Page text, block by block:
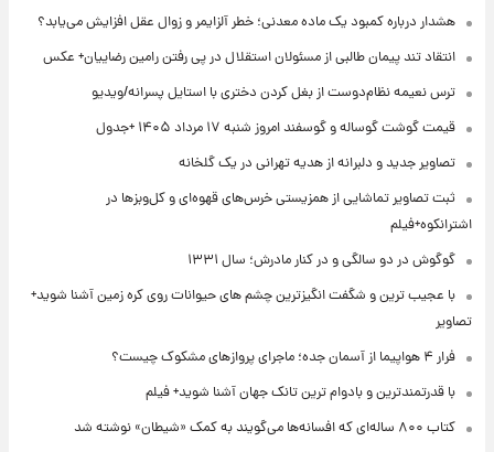
هشدار درباره کمبود یک ماده معدنی؛ خطر آلزایمر و زوال عقل افزایش می‌یابد؟
انتقاد تند پیمان طالبی از مسئولان استقلال در پی رفتن رامین رضاییان+ عکس
ترس نعیمه نظام‌دوست از بغل کردن دختری با استایل پسرانه/ویدیو
قیمت گوشت گوساله و گوسفند امروز شنبه ۱۷ مرداد ۱۴۰۵ +جدول
تصاویر جدید و دلبرانه از هدیه تهرانی در یک گلخانه
ثبت تصاویر تماشایی از همزیستی خرس‌های قهوه‌ای و کل‌وبزها در
اشترانکوه+فیلم
گوگوش در دو سالگی و در کنار مادرش؛ سال ۱۳۳۱
با عجیب ترین و شگفت انگیزترین چشم های حیوانات روی کره زمین آشنا شوید+
تصاویر
فرار ۴ هواپیما از آسمان جده؛ ماجرای پروازهای مشکوک چیست؟
با قدرتمندترین و بادوام ترین تانک جهان آشنا شوید+ فیلم
کتاب ۸۰۰ ساله‌ای که افسانه‌ها می‌گویند به کمک «شیطان» نوشته شد